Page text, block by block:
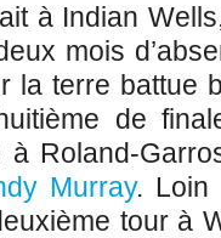
à Indian
mois
la terre battue
de
Roland-
Murray. Loin
tour à